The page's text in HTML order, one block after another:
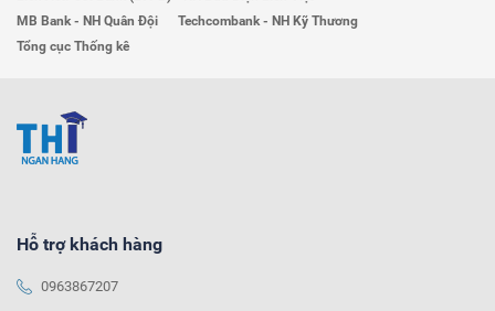
MB Bank - NH Quân Đội
Techcombank - NH Kỹ Thương
Tổng cục Thống kê
Hỗ trợ khách hàng
0963867207